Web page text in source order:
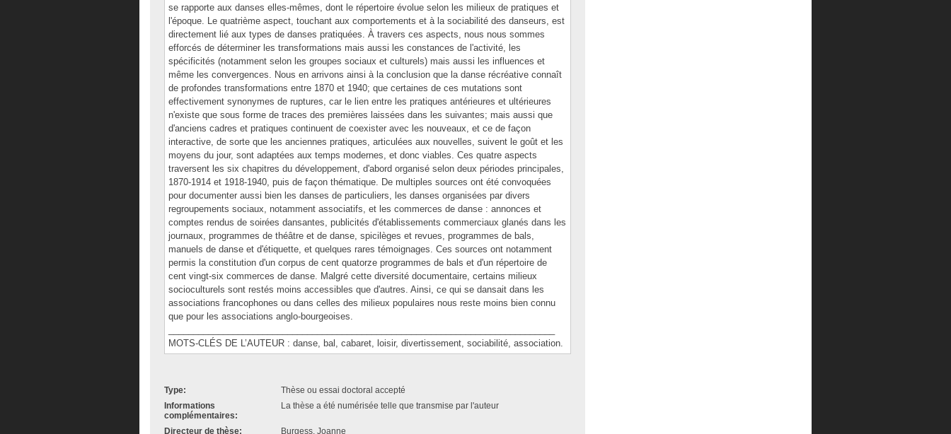
se rapporte aux danses elles-mêmes, dont le répertoire évolue selon les milieux de pratiques et
l'époque. Le quatrième aspect, touchant aux comportements et à la sociabilité des danseurs, est
directement lié aux types de danses pratiquées. À travers ces aspects, nous nous sommes
efforcés de déterminer les transformations mais aussi les constances de l'activité, les
spécificités (notamment selon les groupes sociaux et culturels) mais aussi les influences et
même les convergences. Nous en arrivons ainsi à la conclusion que la danse récréative connaît
de profondes transformations entre 1870 et 1940; que certaines de ces mutations sont
effectivement synonymes de ruptures, car le lien entre les pratiques antérieures et ultérieures
n'existe que sous forme de traces des premières laissées dans les suivantes; mais aussi que
d'anciens cadres et pratiques continuent de coexister avec les nouveaux, et ce de façon
interactive, de sorte que les anciennes pratiques, articulées aux nouvelles, suivent le goût et les
moyens du jour, sont adaptées aux temps modernes, et donc viables. Ces quatre aspects
traversent les six chapitres du développement, d'abord organisé selon deux périodes principales,
1870-1914 et 1918-1940, puis de façon thématique. De multiples sources ont été convoquées
pour documenter aussi bien les danses de particuliers, les danses organisées par divers
regroupements sociaux, notamment associatifs, et les commerces de danse : annonces et
comptes rendus de soirées dansantes, publicités d'établissements commerciaux glanés dans les
journaux, programmes de théâtre et de danse, spicilèges et revues, programmes de bals,
manuels de danse et d'étiquette, et quelques rares témoignages. Ces sources ont notamment
permis la constitution d'un corpus de cent quatorze programmes de bals et d'un répertoire de
cent vingt-six commerces de danse. Malgré cette diversité documentaire, certains milieux
socioculturels sont restés moins accessibles que d'autres. Ainsi, ce qui se dansait dans les
associations francophones ou dans celles des milieux populaires nous reste moins bien connu
que pour les associations anglo-bourgeoises.
MOTS-CLÉS DE L’AUTEUR : danse, bal, cabaret, loisir, divertissement, sociabilité, association.
Type:
Thèse ou essai doctoral accepté
Informations
complémentaires:
La thèse a été numérisée telle que transmise par l'auteur
Directeur de thèse: Burgess, Joanne